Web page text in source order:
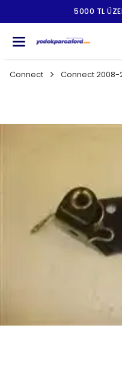
5000 TL
Connect Connect 2008-